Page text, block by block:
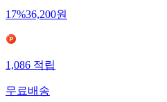
17%36,200원
1,086적립
무료배송